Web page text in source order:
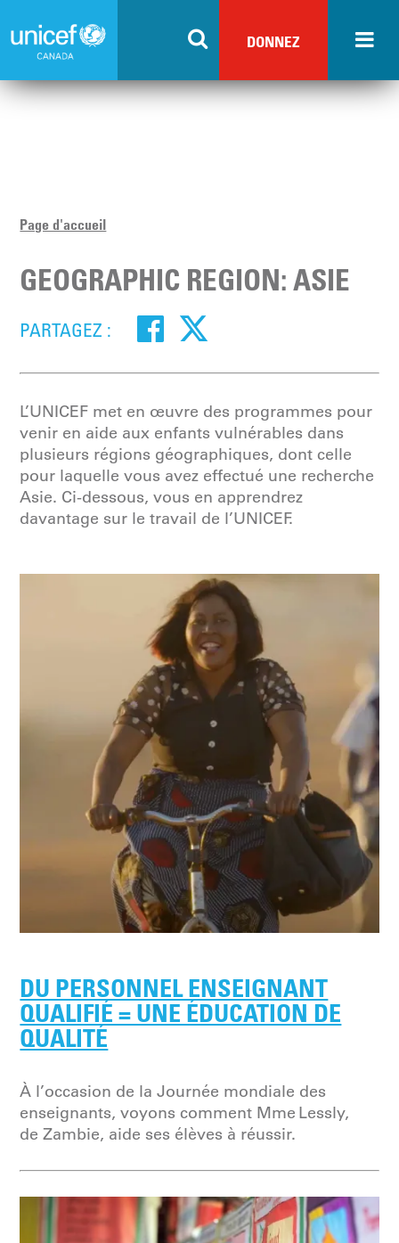
to
content
DONNEZ
Page d'accueil
GEOGRAPHIC REGION: ASIE
PARTAGEZ :
L’UNICEF met en œuvre des programmes pour
venir en aide aux enfants vulnérables dans
plusieurs régions géographiques, dont celle
pour laquelle vous avez effectué une recherche
Asie. Ci-dessous, vous en apprendrez
davantage sur le travail de l’UNICEF.
DU PERSONNEL ENSEIGNANT
QUALIFIÉ = UNE ÉDUCATION DE
QUALITÉ
À l’occasion de la Journée mondiale des
enseignants, voyons comment Mme Lessly,
de Zambie, aide ses élèves à réussir.